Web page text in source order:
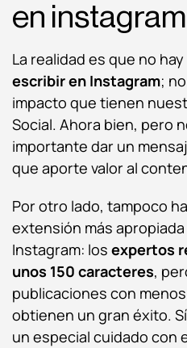
en instagram
La realidad es que no
escribir en Instagram;
impacto que tienen
Social. Ahora bien, pero
importante dar un
que aporte valor al
Por otro lado, tampoco
extensión más
Instagram: los expertos
unos 150 caracteres,
publicaciones con
obtienen un gran éxito.
un especial cuidado con